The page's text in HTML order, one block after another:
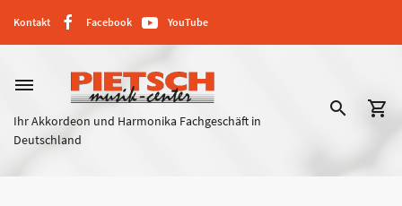
Kontakt Facebook YouTube
dehaze
Ihr Akkordeon und Harmonika Fachgeschäft in
Deutschland
search shopping_cart